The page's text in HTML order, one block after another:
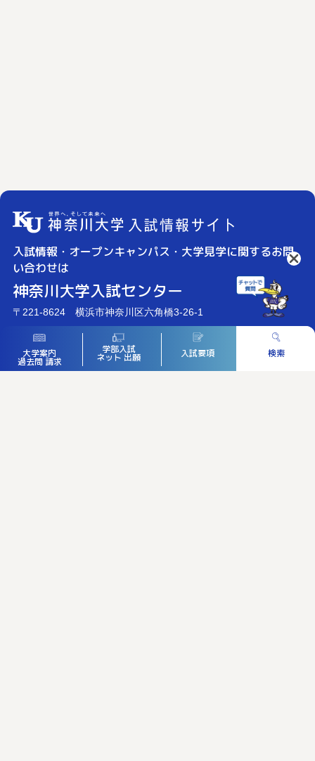
大学案内
過去問請求
学部入試
ネット 出願 入試要項 検索
入試情報・オープンキャンパス・大学見学に関するお問
い合わせは
神奈川大学入試センター
〒221-8624 横浜市神奈川区六角橋3-26-1
045-481-5857
（直通）
045-481-5759